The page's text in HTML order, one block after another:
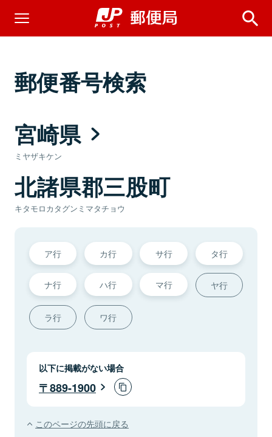
郵便番号検索
宮崎県
ミヤザキケン
北諸県郡三股町
キタモロカタグンミマタチョウ
ア行 カ行 サ行 タ行
ナ行 ハ行 マ行 ヤ行
ラ行 ワ行
以下に掲載がない場合
889-1900
このページの先頭に戻る